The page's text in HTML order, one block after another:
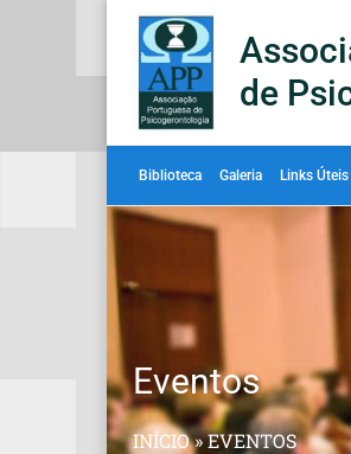
de
Biblioteca Galeria Links Úteis
Eventos
INÍCIO»EVENTOS